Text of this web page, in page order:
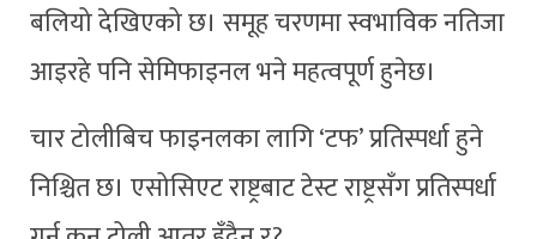
बलियो देखिएको छ। समूह चरणमा स्वभाविक नतिजा
आइरहे पनि सेमिफाइनल भने महत्वपूर्ण हुनेछ।
चार टोलीबिच फाइनलका लागि ‘टफ’ प्रतिस्पर्धा हुने
निश्चित छ। एसोसिएट राष्ट्रबाट टेस्ट राष्ट्रसँग प्रतिस्पर्धा